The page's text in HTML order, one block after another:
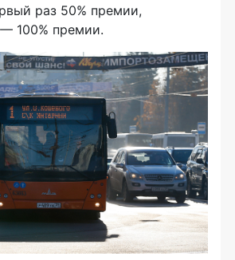
раз 50% премии,
100% премии.